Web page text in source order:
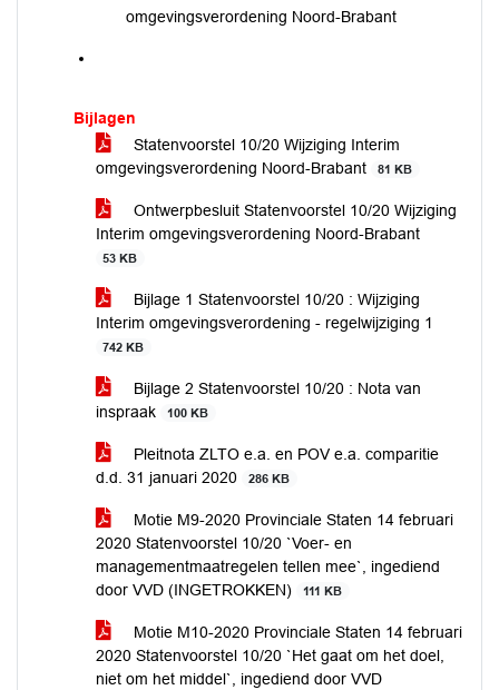
omgevingsverordening Noord-Brabant
Bijlagen
Statenvoorstel 10/20 Wijziging Interim
omgevingsverordening Noord-Brabant
81 KB
Ontwerpbesluit Statenvoorstel 10/20 Wijziging
Interim omgevingsverordening Noord-Brabant
53 KB
Bijlage 1 Statenvoorstel 10/20 : Wijziging
Interim omgevingsverordening - regelwijziging 1
742 KB
Bijlage 2 Statenvoorstel 10/20 : Nota van
inspraak
100 KB
Pleitnota ZLTO e.a. en POV e.a. comparitie
d.d. 31 januari 2020
286 KB
Motie M9-2020 Provinciale Staten 14 februari
2020 Statenvoorstel 10/20 `Voer- en
managementmaatregelen tellen mee`, ingediend
door VVD (INGETROKKEN)
111 KB
Motie M10-2020 Provinciale Staten 14 februari
2020 Statenvoorstel 10/20 `Het gaat om het doel,
niet om het middel`, ingediend door VVD